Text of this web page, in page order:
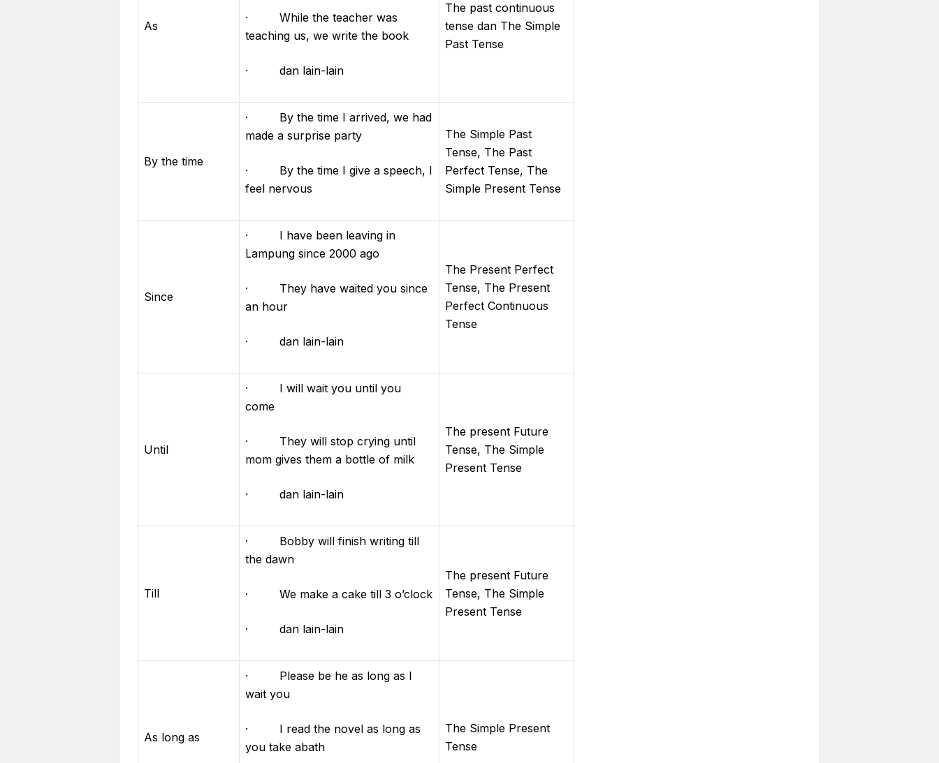
As
· While the teacher was
teaching us, we write the book
· dan lain-lain
The past continuous
tense dan The Simple
Past Tense
By the time
· By the time I arrived, we had
made a surprise party
· By the time I give a speech, I
feel nervous
The Simple Past
Tense, The Past
Perfect Tense, The
Simple Present Tense
Since
· I have been leaving in
Lampung since 2000 ago
· They have waited you since
an hour
· dan lain-lain
The Present Perfect
Tense, The Present
Perfect Continuous
Tense
Until
· I will wait you until you
come
· They will stop crying until
mom gives them a bottle of milk
· dan lain-lain
The present Future
Tense, The Simple
Present Tense
Till
· Bobby will finish writing till
the dawn
· We make a cake till 3 o’clock
· dan lain-lain
The present Future
Tense, The Simple
Present Tense
As long as
· Please be he as long as I
wait you
· I read the novel as long as
you take abath
The Simple Present
Tense